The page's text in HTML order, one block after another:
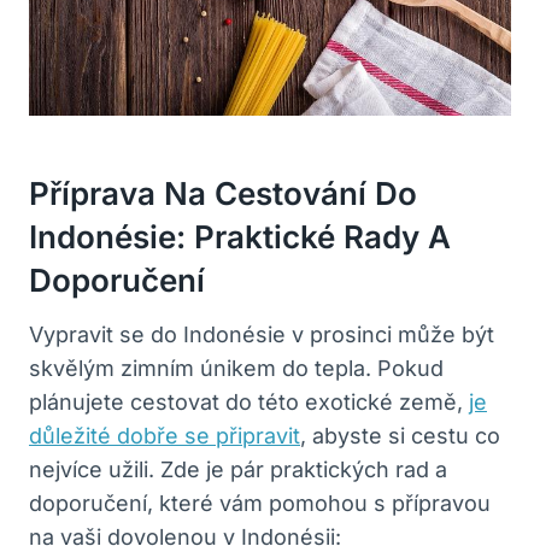
Příprava Na Cestování Do
Indonésie: Praktické Rady A
Doporučení
Vypravit se do Indonésie v prosinci může být
skvělým zimním únikem do tepla. Pokud
plánujete cestovat do této exotické země, je
důležité dobře se připravit, abyste si cestu co
nejvíce užili. Zde je pár praktických rad a
doporučení, které vám pomohou s přípravou
na vaši dovolenou v Indonésii: